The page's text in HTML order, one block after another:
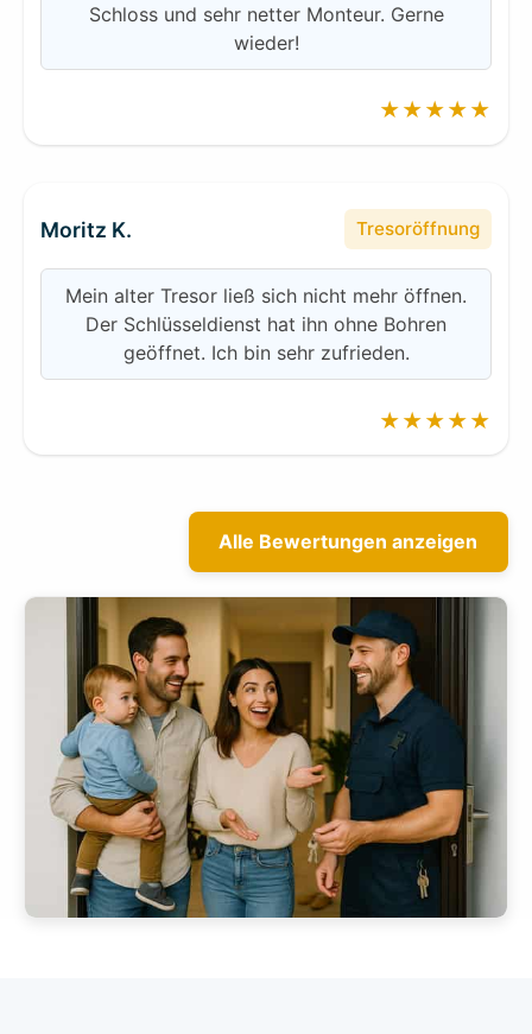
Schloss und sehr netter Monteur. Gerne
wieder!
★★★★★
Moritz K. Tresoröffnung
Mein alter Tresor ließ sich nicht mehr öffnen.
Der Schlüsseldienst hat ihn ohne Bohren
geöffnet. Ich bin sehr zufrieden.
★★★★★
Alle Bewertungen anzeigen